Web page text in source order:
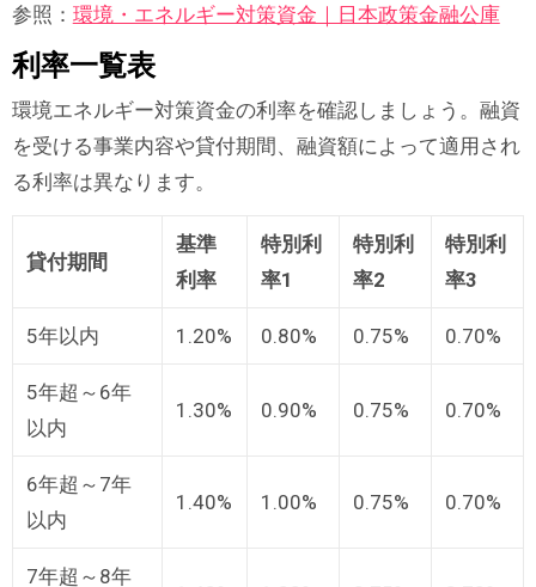
参照： 環境・エネルギー対策資金｜日本政策金融公庫
利率一覧表
環境エネルギー対策資金の利率を確認しましょう。融資
を受ける事業内容や貸付期間、融資額によって適用され
る利率は異なります。
貸付期間
基準
利率
特別利
率1
特別利
率2
特別利
率3
5年以内 1.20% 0.80% 0.75% 0.70%
5年超～6年
以内
1.30% 0.90% 0.75% 0.70%
6年超～7年
以内
1.40% 1.00% 0.75% 0.70%
7年超～8年